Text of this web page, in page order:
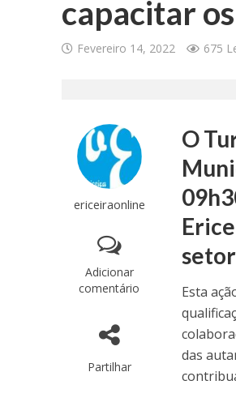
capacitar
Fevereiro 14, 2022 675
ericeiraonline
Adicionar
comentário
Partilhar
O
Esta
das